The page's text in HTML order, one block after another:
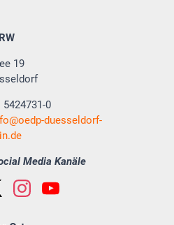
19
5424731-0
oedp-duesseldorf-
Media Kanäle